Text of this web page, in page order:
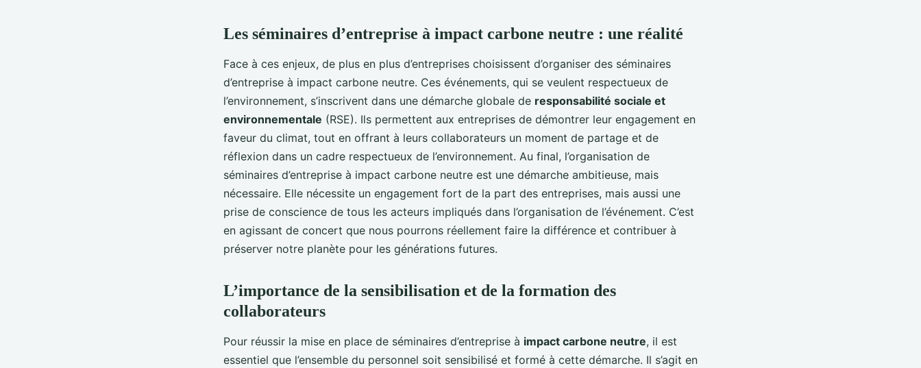
Les séminaires d’entreprise à impact carbone neutre : une réalité
Face à ces enjeux, de plus en plus d’entreprises choisissent d’organiser des séminaires
d’entreprise à impact carbone neutre. Ces événements, qui se veulent respectueux de
l’environnement, s’inscrivent dans une démarche globale de responsabilité sociale et
environnementale (RSE). Ils permettent aux entreprises de démontrer leur engagement en
faveur du climat, tout en offrant à leurs collaborateurs un moment de partage et de
réflexion dans un cadre respectueux de l’environnement. Au final, l’organisation de
séminaires d’entreprise à impact carbone neutre est une démarche ambitieuse, mais
nécessaire. Elle nécessite un engagement fort de la part des entreprises, mais aussi une
prise de conscience de tous les acteurs impliqués dans l’organisation de l’événement. C’est
en agissant de concert que nous pourrons réellement faire la différence et contribuer à
préserver notre planète pour les générations futures.
L’importance de la sensibilisation et de la formation des
collaborateurs
Pour réussir la mise en place de séminaires d’entreprise à impact carbone neutre, il est
essentiel que l’ensemble du personnel soit sensibilisé et formé à cette démarche. Il s’agit en